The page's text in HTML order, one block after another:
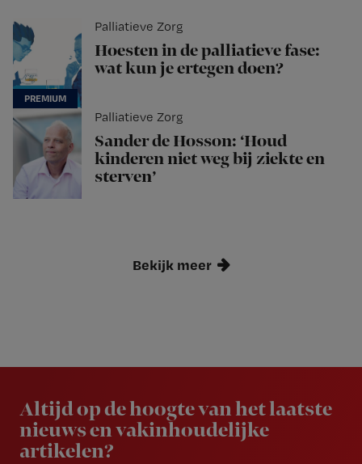
Palliatieve Zorg
Hoesten in de palliatieve fase:
wat kun je ertegen doen?
Palliatieve Zorg
Sander de Hosson: ‘Houd
kinderen niet weg bij ziekte en
sterven’
Bekijk meer
Altijd op de hoogte van het laatste
nieuws en vakinhoudelijke
artikelen?